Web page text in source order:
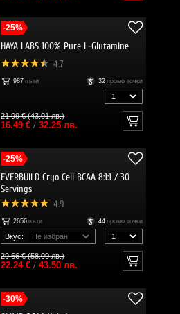
-25%
HAYA LABS 100% Pure L-Glutamine
4.7
987 пъти 32 промо точки
21.99 € (43.01 лв.)
16.49 €/ 32.25 лв.
-25%
EVERBUILD Cryo Cell BCAA 8:1:1 / 30
Servings
4.9
2656 пъти 44 промо точки
Вкус:
29.66 € (58.00 лв.)
22.24 €/ 43.50 лв.
-30%